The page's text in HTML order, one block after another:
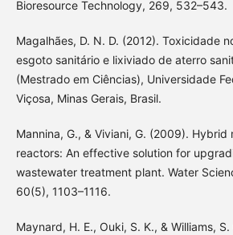
Bioresource Technology, 269, 532–543.
Magalhães, D. N. D. (2012). Toxicidade
esgoto sanitário e lixiviado de aterro
(Mestrado em Ciências), Universidade
Viçosa, Minas Gerais, Brasil.
Mannina, G., & Viviani, G. (2009).
reactors: An effective solution for
wastewater treatment plant. Water
60(5), 1103–1116.
Maynard, H. E., Ouki, S. K., & Williams,